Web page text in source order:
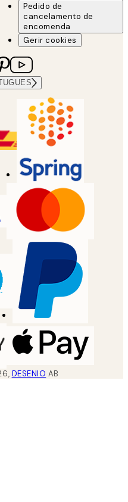
Pedido de
cancelamento de
encomenda
Gerir cookies
, DESENIO AB